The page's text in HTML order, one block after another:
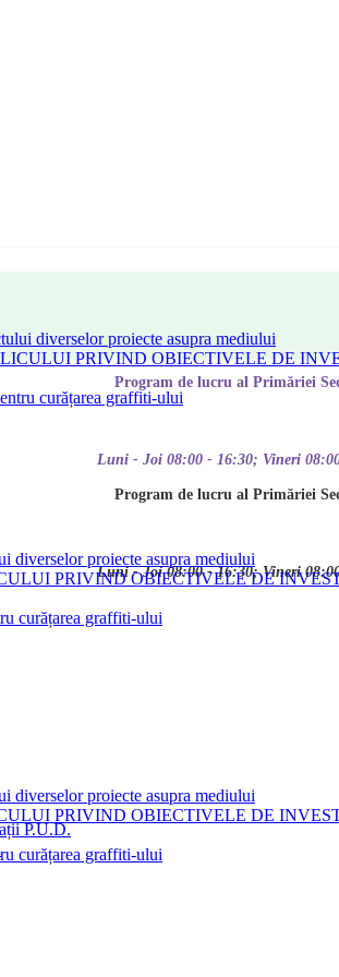
diverselor proiecte asupra mediului
PRIVIND OBIECTIVELE DE
curățarea graffiti-ului
P.U.D.
Program de lucru al Primăriei
Luni - Joi 08:00 - 16:30; Vineri
Program de lucru al Primăriei
Luni - Joi 08:00 - 16:30; Vineri
diverselor proiecte asupra mediului
PRIVIND OBIECTIVELE DE
curățarea graffiti-ului
diverselor proiecte asupra mediului
PRIVIND OBIECTIVELE DE
curățarea graffiti-ului